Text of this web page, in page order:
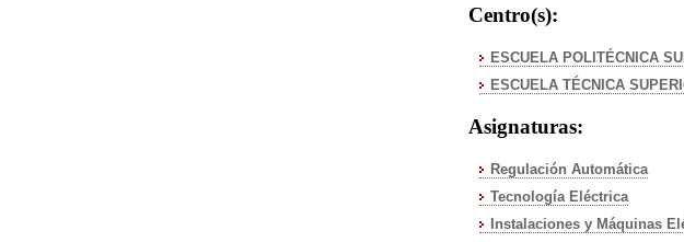
Centro(s):
ESCUELA POLITÉCNICA
ESCUELA TÉCNICA
Asignaturas:
Regulación Automática
Tecnología Eléctrica
Instalaciones y Máquinas